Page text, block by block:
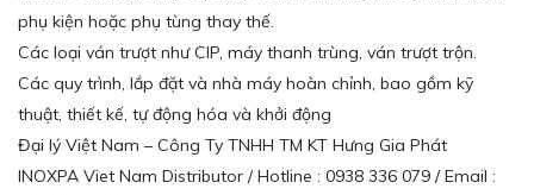
phụ kiện hoặc phụ tùng thay thế.
Các loại ván trượt như CIP, máy thanh trùng, ván trượt trộn.
Các quy trình, lắp đặt và nhà máy hoàn chỉnh, bao gồm kỹ
thuật, thiết kế, tự động hóa và khởi động
Đại lý Việt Nam – Công Ty TNHH TM KT Hưng Gia Phát
INOXPA Viet Nam Distributor / Hotline : 0938 336 079 / Email :